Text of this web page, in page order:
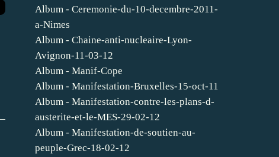
Album - Ceremonie-du-10-decembre-2011-
a-Nimes
Album - Chaine-anti-nucleaire-Lyon-
Avignon-11-03-12
Album - Manif-Cope
Album - Manifestation-Bruxelles-15-oct-11
Album - Manifestation-contre-les-plans-d-
austerite-et-le-MES-29-02-12
Album - Manifestation-de-soutien-au-
peuple-Grec-18-02-12